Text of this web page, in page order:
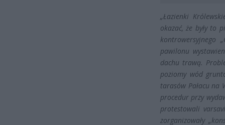
„Łazienki
okazać, że były to
kontrowersyjnego
pawilonu
dachu trawą.
poziomy wód
tarasów Pałacu na
procedur przy
protestowali
zorganizowały